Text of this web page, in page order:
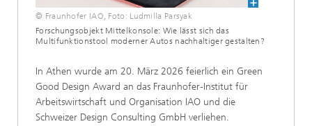
© Fraunhofer IAO, Foto: Ludmilla Parsyak​
Forschungsobjekt Mittelkonsole: Wie lässt sich das
Multifunktionstool moderner Autos nachhaltiger gestalten?
In Athen wurde am 20. März 2026 feierlich ein Green
Good Design Award an das Fraunhofer-Institut für
Arbeitswirtschaft und Organisation IAO und die
Schweizer Design Consulting GmbH verliehen.